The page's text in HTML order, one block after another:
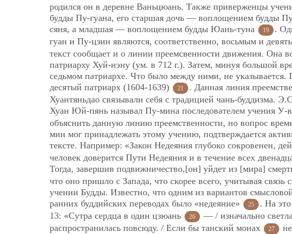
родился он в деревне Ваньцюань. Также приверженцы
будды Пу-гуана, его старшая дочь — воплощением будды
сяня, а младшая — воплощением будды Юань-туна
19
.
гуан и Пу-цзин являются, соответственно, восьмым и
текст сообщает и о линии преемсвенности движения. Она
патриарху Хуй-нэну (ум. в 712 г.). Затем, минуя большой
седьмом патриархе. Что было между ними, не
десятый патриарх (1604-1639)
21
. Данная линия
Хуантяньдао связывали себя с традицией чань-буддизма.
Хуан Юй-пянь называл Пу-мина последователем учения У-
объяснить данную линию преемственности, но вопрос
мин мог принадлежать этому учению, подтверждается
тексте. Например: «Закон Недеяния глубоко сокровенен,
человек доверится Пути Недеяния и в течение всех
Тогда, завершив подвижничество,[он] уйдет из [мира]
что оно пришло с Запада, что скорее всего, учитывая
учении Будды. Известно, что одним из вариантов
ранних буддийских переводах было «недеяние»
25
. На
13: «Сутра сердца в один цзюань
26
— / изначально
распространилась повсюду. / Если бы танский монах
27